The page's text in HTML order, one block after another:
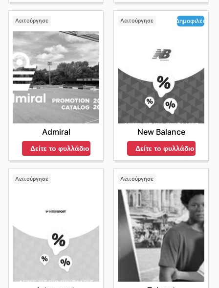
Λειτούργησε
Admiral
Δείτε το φυλλάδιο
Λειτούργησε Δημοφιλές
New Balance
Δείτε το φυλλάδιο
Λειτούργησε Λειτούργησε